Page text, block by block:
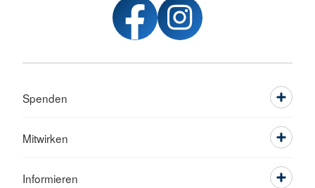
Spenden
Mitwirken
Informieren